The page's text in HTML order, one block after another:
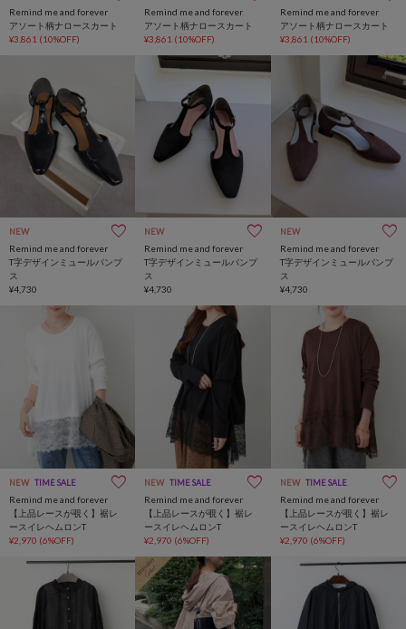
Remind me and forever
アソート柄ナロースカート
¥3,861 (10%OFF)
Remind me and forever
アソート柄ナロースカート
¥3,861 (10%OFF)
Remind me and forever
アソート柄ナロースカート
¥3,861 (10%OFF)
NEW
Remind me and forever
T字デザインミュールパンプ
ス
¥4,730
NEW
Remind me and forever
T字デザインミュールパンプ
ス
¥4,730
NEW
Remind me and forever
T字デザインミュールパンプ
ス
¥4,730
NEW TIME SALE
Remind me and forever
【上品レースが覗く】裾レ
ースイレヘムロンT
¥2,970 (6%OFF)
NEW TIME SALE
Remind me and forever
【上品レースが覗く】裾レ
ースイレヘムロンT
¥2,970 (6%OFF)
NEW TIME SALE
Remind me and forever
【上品レースが覗く】裾レ
ースイレヘムロンT
¥2,970 (6%OFF)